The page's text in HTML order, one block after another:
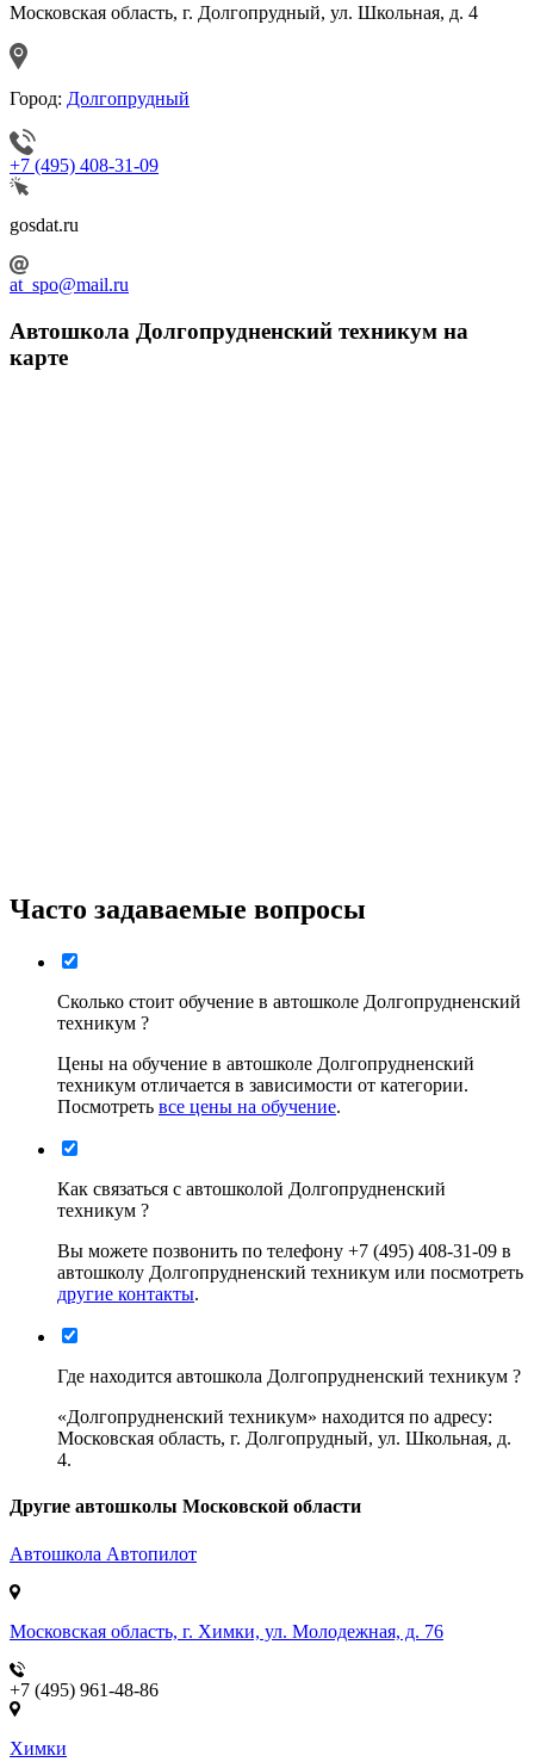
Московская область, г. Долгопрудный, ул. Школьная, д. 4
Город: Долгопрудный
+7 (495) 408-31-09
gosdat.ru
at_spo@mail.ru
Автошкола Долгопрудненский техникум на
карте
Часто задаваемые вопросы
Сколько стоит обучение в автошколе Долгопрудненский
техникум ?
Цены на обучение в автошколе Долгопрудненский
техникум отличается в зависимости от категории.
Посмотреть все цены на обучение.
Как связаться с автошколой Долгопрудненский
техникум ?
Вы можете позвонить по телефону +7 (495) 408-31-09 в
автошколу Долгопрудненский техникум или посмотреть
другие контакты.
Где находится автошкола Долгопрудненский техникум ?
«Долгопрудненский техникум» находится по адресу:
Московская область, г. Долгопрудный, ул. Школьная, д.
4.
Другие автошколы Московской области
Автошкола Автопилот
Московская область, г. Химки, ул. Молодежная, д. 76
+7 (495) 961-48-86
Химки